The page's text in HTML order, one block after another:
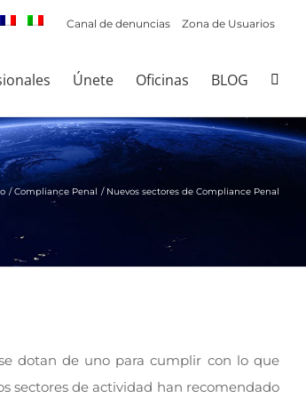
Canal de denuncias Zona de Usuarios
Únete Oficinas BLOG
Compliance Penal Nuevos sectores de Compliance Penal
dotan de uno para cumplir con lo que
sectores de actividad han recomendado